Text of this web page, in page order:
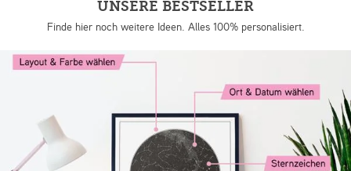
UNSERE BESTSELLER
Finde hier noch weitere Ideen. Alles 100% personalisiert.